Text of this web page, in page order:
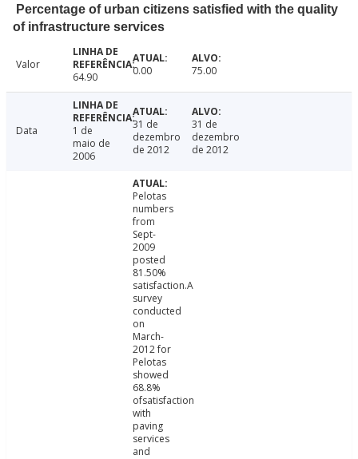
Percentage of urban citizens satisfied with the quality
of infrastructure services
Valor
64.90
0.00 75.00
Data
1 de
maio de
2006
31 de
dezembro
de 2012
31 de
dezembro
de 2012
Pelotas
numbers
from
Sept-
2009
posted
81.50%
satisfaction.A
survey
conducted
on
March-
2012 for
Pelotas
showed
68.8%
ofsatisfaction
with
paving
services
and